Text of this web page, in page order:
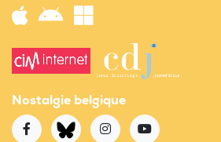
Nostalgie belgique